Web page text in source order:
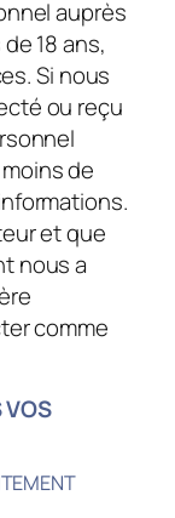
auprès
18 ans,
Si nous
ou reçu
de
et que
nous a
comme
VOS